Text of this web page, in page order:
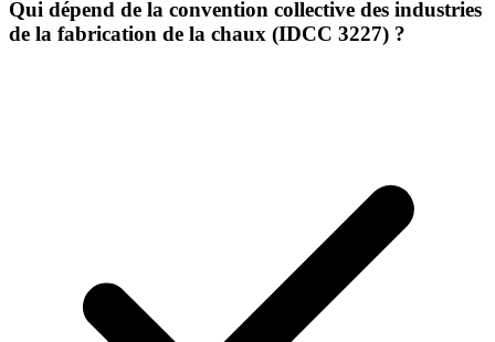
Qui dépend de la convention collective des industries
de la fabrication de la chaux (IDCC 3227) ?